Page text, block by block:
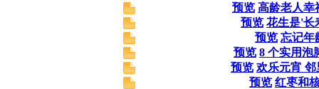
预览 高龄老人幸
预览 花生是'长
预览 忘记年
预览 8 个实用泡
预览 欢乐元宵 邻
预览 红枣和